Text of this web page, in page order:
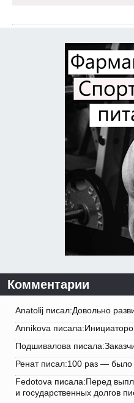
Комментарии
Anatolij писал:Довольно
Annikova
Подшивалова
Ренат писал:100 раз — было
Fedotova писала:Перед
и государственных долгов